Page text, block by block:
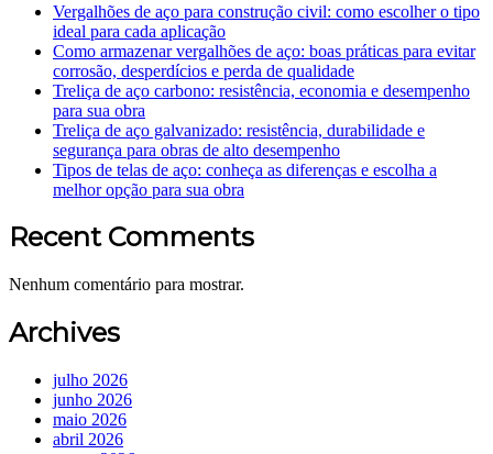
Vergalhões de aço para construção civil: como escolher o tipo
ideal para cada aplicação
Como armazenar vergalhões de aço: boas práticas para evitar
corrosão, desperdícios e perda de qualidade
Treliça de aço carbono: resistência, economia e desempenho
para sua obra
Treliça de aço galvanizado: resistência, durabilidade e
segurança para obras de alto desempenho
Tipos de telas de aço: conheça as diferenças e escolha a
melhor opção para sua obra
Recent Comments
Nenhum comentário para mostrar.
Archives
julho 2026
junho 2026
maio 2026
abril 2026